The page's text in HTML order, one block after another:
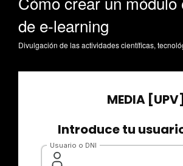
de e-learning